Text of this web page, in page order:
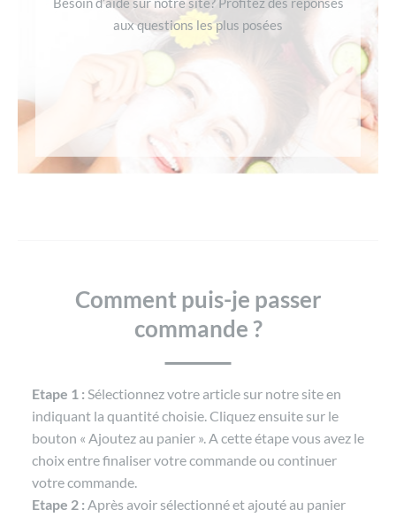
aux questions les plus posées
Comment puis-je passer
commande ?
Etape 1 : Sélectionnez votre article sur notre site en
indiquant la quantité choisie. Cliquez ensuite sur le
bouton « Ajoutez au panier ». A cette étape vous avez le
choix entre finaliser votre commande ou continuer
votre commande.
Etape 2 : Après avoir sélectionné et ajouté au panier